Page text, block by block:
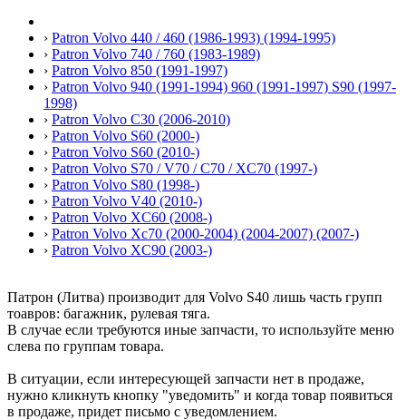
› Patron Volvo 440 / 460 (1986-1993) (1994-1995)
› Patron Volvo 740 / 760 (1983-1989)
› Patron Volvo 850 (1991-1997)
› Patron Volvo 940 (1991-1994) 960 (1991-1997) S90 (1997-
1998)
› Patron Volvo C30 (2006-2010)
› Patron Volvo S60 (2000-)
› Patron Volvo S60 (2010-)
› Patron Volvo S70 / V70 / C70 / XC70 (1997-)
› Patron Volvo S80 (1998-)
› Patron Volvo V40 (2010-)
› Patron Volvo XC60 (2008-)
› Patron Volvo Xc70 (2000-2004) (2004-2007) (2007-)
› Patron Volvo XC90 (2003-)
Патрон (Литва) производит для Volvo S40 лишь часть групп
тоавров: багажник, рулевая тяга.
В случае если требуются иные запчасти, то используйте меню
слева по группам товара.
В ситуации, если интересующей запчасти нет в продаже,
нужно кликнуть кнопку "уведомить" и когда товар появиться
в продаже, придет письмо с уведомлением.